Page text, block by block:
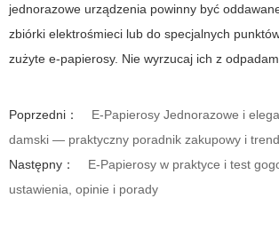
jednorazowe urządzenia powinny być
zbiórki elektrośmieci lub do specjalnych
zużyte e-papierosy. Nie wyrzucaj ich z
Poprzedni：
E-Papierosy Jednorazowe i
damski — praktyczny poradnik zakupowy i
Następny：
E-Papierosy w praktyce i test
ustawienia, opinie i porady